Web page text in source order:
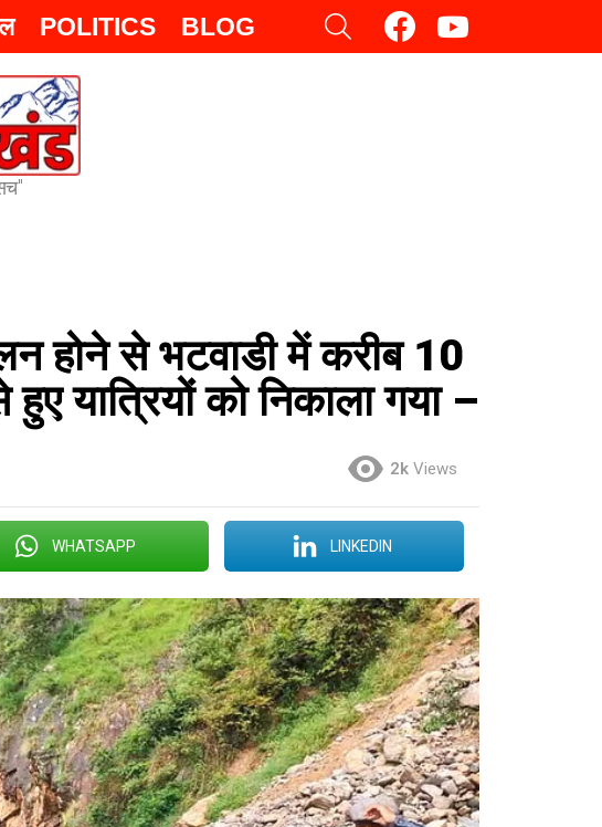
POLITICS BLOG SEARCH
होने से भटवाडी में करीब 10
यात्रियों को निकाला गया –
2k Views
WHATSAPP LINKEDIN